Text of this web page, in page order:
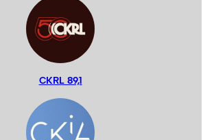
CKRL 89,1